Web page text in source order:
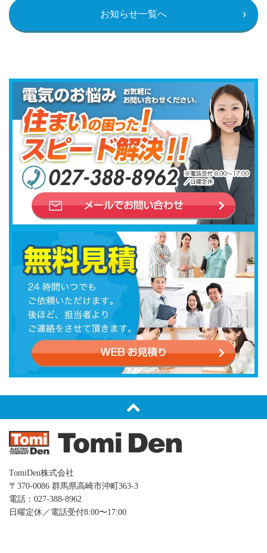
お知らせ一覧へ
TomiDen株式会社
〒370-0086 群⾺県⾼崎市沖町363-3
電話：027-388-8962
日曜定休／電話受付8:00〜17:00